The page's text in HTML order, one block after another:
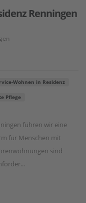
Renningen
Wohnen in Residenz
Pflege
führen wir eine
für Menschen mit
sind